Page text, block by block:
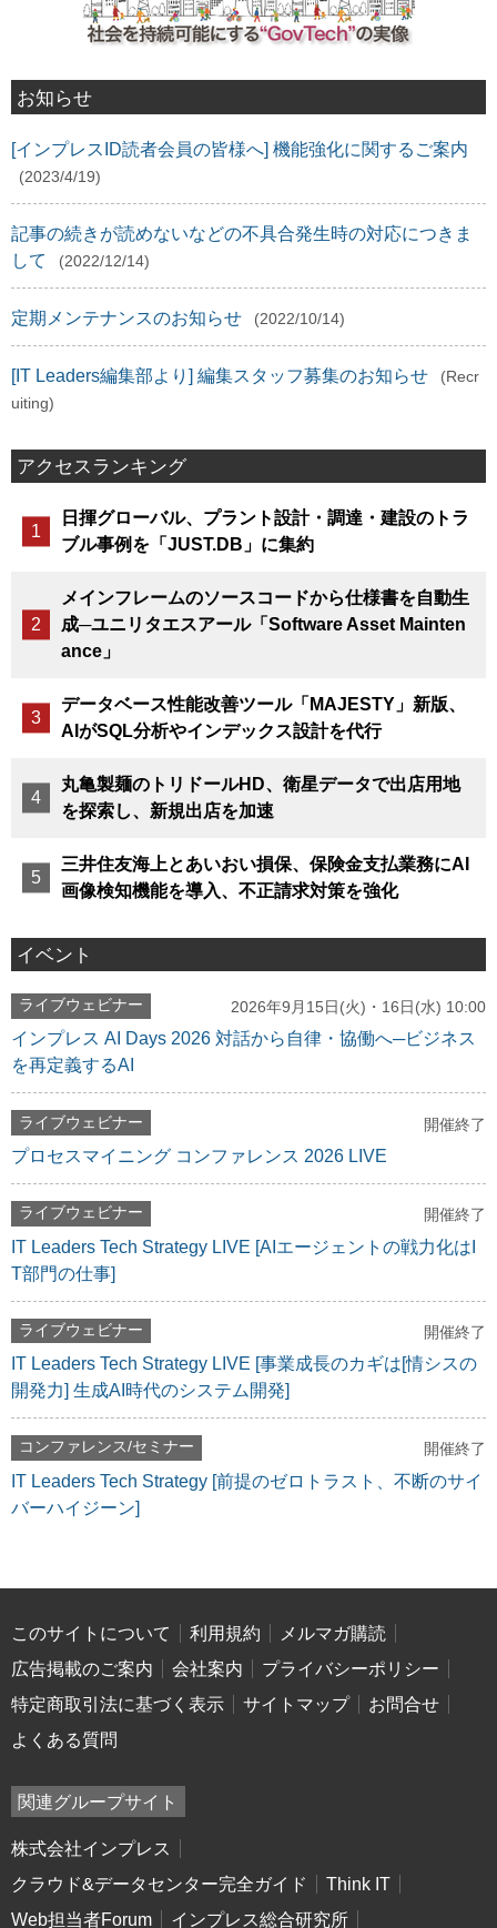
お知らせ
[インプレスID読者会員の皆様へ] 機能強化に関するご案内
(2023/4/19)
記事の続きが読めないなどの不具合発生時の対応につきま
して
(2022/12/14)
定期メンテナンスのお知らせ (2022/10/14)
[IT Leaders編集部より] 編集スタッフ募集のお知らせ
(Recr
uiting)
アクセスランキング
日揮グローバル、プラント設計・調達・建設のトラ
ブル事例を「JUST.DB」に集約
メインフレームのソースコードから仕様書を自動生
成─ユニリタエスアール「Software Asset Mainten
ance」
データベース性能改善ツール「MAJESTY」新版、
AIがSQL分析やインデックス設計を代行
丸亀製麺のトリドールHD、衛星データで出店用地
を探索し、新規出店を加速
三井住友海上とあいおい損保、保険金支払業務にAI
画像検知機能を導入、不正請求対策を強化
イベント
ライブウェビナー 2026年9月15日(火)・16日(水) 10:00
インプレス AI Days 2026 対話から自律・協働へ─ビジネス
を再定義するAI
ライブウェビナー 開催終了
プロセスマイニング コンファレンス 2026 LIVE
ライブウェビナー 開催終了
IT Leaders Tech Strategy LIVE [AIエージェントの戦力化はI
T部門の仕事]
ライブウェビナー 開催終了
IT Leaders Tech Strategy LIVE [事業成長のカギは[情シスの
開発力] 生成AI時代のシステム開発]
コンファレンス/セミナー 開催終了
IT Leaders Tech Strategy [前提のゼロトラスト、不断のサイ
バーハイジーン]
このサイトについて 利用規約
メルマガ購読
広告掲載のご案内
会社案内
プライバシーポリシー
特定商取引法に基づく表示
サイトマップ
お問合せ
よくある質問
関連グループサイト
株式会社インプレス
クラウド&データセンター完全ガイド
Think IT
Web担当者Forum
インプレス総合研究所